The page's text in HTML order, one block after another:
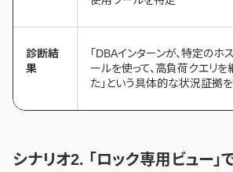
診断結
果
「DBAインターンが、特定のホ
ールを使って、高負荷クエリ
た」という具体的な状況証拠を
シナリオ2. 「ロック専用ビュー」